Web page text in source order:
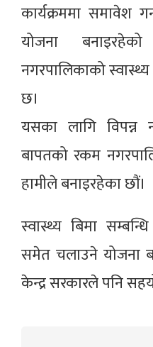
कार्यक्रममा समावेश
योजना
नगरपालिकाको
छ।
यसका लागि विपन्न
बापतको रकम
हामीले बनाइरहेका छौं।
स्वास्थ्य बिमा
समेत चलाउने योजना
केन्द्र सरकारले पनि